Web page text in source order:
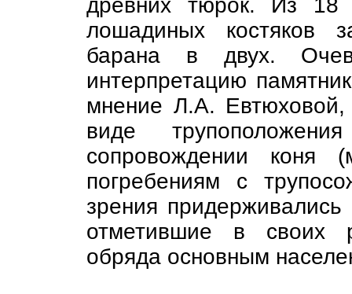
древних тюрок. Из 18
лошадиных костяков
барана в двух.
интерпретацию
мнение Л.А. Евтюховой,
виде
сопровождении коня
погребениям с
зрения
отметившие в своих
обряда основным